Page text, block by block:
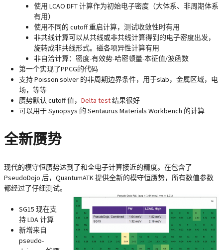
使用 LCAO DFT 计算作为初始电子密度（大体系、非周期体系
有用）
使用不同的 cutoff 重启计算，测试收敛性时有用
非共线计算可以从共线或非共线计算得到的电子密度出发，
旋转成非共线形式。磁各项异性计算有用
非自洽计算：密度-有效势-哈密顿量-本征值/波函数
第一个实现了PPCG的代码
支持 Poisson solver 的非周期边界条件，用于slab，金属区域，电
场，等等
赝势默认 cutoff 值， Delta test结果很好
可以用于 Synopsys 的 Sentaurus Materials Workbench 的计算
全新赝势
现代的模守恒赝势达到了和全电子计算接近的精度。在包含了
PseudoDojo 后，QuantumATK 提供全新的模守恒赝势，所有数值参数
都经过了仔细测试。
SG15 现在支
持 LDA 计算
新增来自
pseudo-